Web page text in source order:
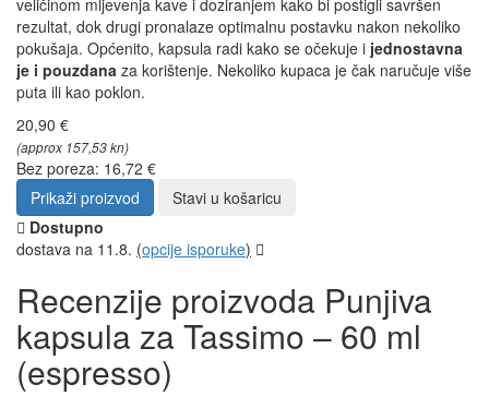
rezultat, dok drugi pronalaze optimalnu postavku nakon nekoliko
pokušaja. Općenito, kapsula radi kako se očekuje i jednostavna
je i pouzdana za korištenje. Nekoliko kupaca je čak naručuje više
puta ili kao poklon.
20,90 €
(approx 157,53 kn)
Bez poreza: 16,72 €
Prikaži proizvod
Stavi u košaricu
Dostupno
dostava na 11.8. (opcije isporuke)
Recenzije proizvoda Punjiva
kapsula za Tassimo – 60 ml
(espresso)